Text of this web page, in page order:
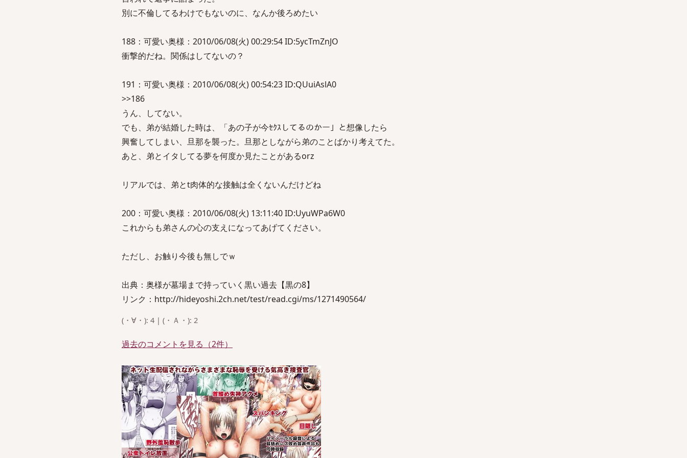
別に不倫してるわけでもないのに、なんか後ろめたい
188：可愛い奥様：2010/06/08(火) 00:29:54 ID:5ycTmZnJO
衝撃的だね。関係はしてないの？
191：可愛い奥様：2010/06/08(火) 00:54:23 ID:QUuiAslA0
>>186
うん、してない。
でも、弟が結婚した時は、「あの子が今ｾｸｽしてるのかー」と想像したら
興奮してしまい、旦那を襲った。旦那としながら弟のことばかり考えてた。
あと、弟とイタしてる夢を何度か見たことがあるorz
リアルでは、弟とt肉体的な接触は全くないんだけどね
200：可愛い奥様：2010/06/08(火) 13:11:40 ID:UyuWPa6W0
これからも弟さんの心の支えになってあげてください。
ただし、お触り今後も無しでｗ
出典：奥様が墓場まで持っていく黒い過去【黒の8】
リンク：http://hideyoshi.2ch.net/test/read.cgi/ms/1271490564/
(・∀・): 4 | (・Ａ・): 2
過去のコメントを見る（2件）